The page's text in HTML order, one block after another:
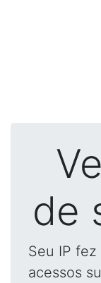
de
Seu IP
acessos